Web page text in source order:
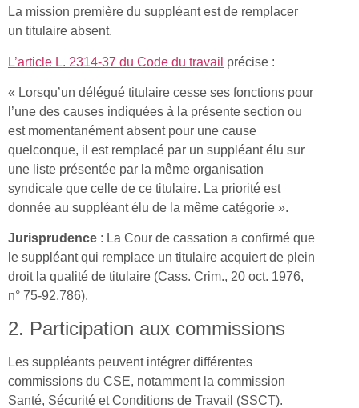
La mission première du suppléant est de remplacer
un titulaire absent.
L’article L. 2314-37 du Code du travail précise :
« Lorsqu’un délégué titulaire cesse ses fonctions pour
l’une des causes indiquées à la présente section ou
est momentanément absent pour une cause
quelconque, il est remplacé par un suppléant élu sur
une liste présentée par la même organisation
syndicale que celle de ce titulaire. La priorité est
donnée au suppléant élu de la même catégorie ».
Jurisprudence : La Cour de cassation a confirmé que
le suppléant qui remplace un titulaire acquiert de plein
droit la qualité de titulaire (Cass. Crim., 20 oct. 1976,
n° 75-92.786).
2. Participation aux commissions
Les suppléants peuvent intégrer différentes
commissions du CSE, notamment la commission
Santé, Sécurité et Conditions de Travail (SSCT).